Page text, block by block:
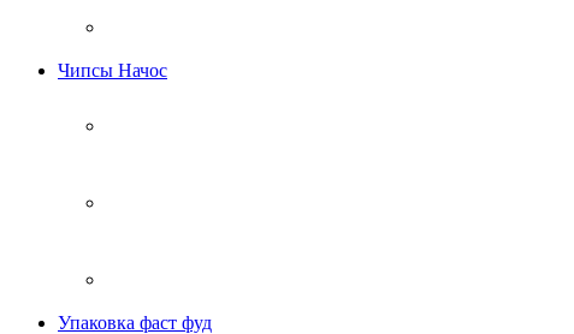
Чипсы Начос
Упаковка фаст фуд